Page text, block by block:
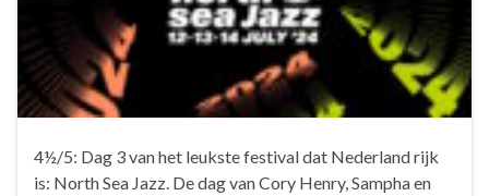
4½/5: Dag 3 van het leukste festival dat Nederland rijk
is: North Sea Jazz. De dag van Cory Henry, Sampha en